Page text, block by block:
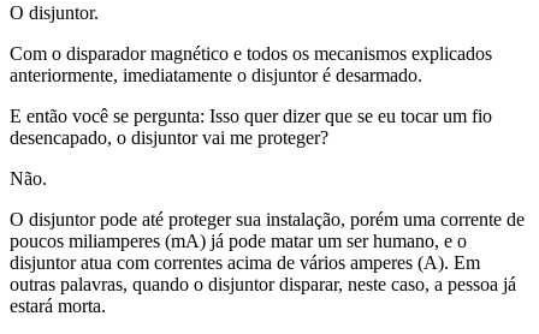
O disjuntor.
Com o disparador magnético e todos os mecanismos explicados
anteriormente, imediatamente o disjuntor é desarmado.
E então você se pergunta: Isso quer dizer que se eu tocar um fio
desencapado, o disjuntor vai me proteger?
Não.
O disjuntor pode até proteger sua instalação, porém uma corrente de
poucos miliamperes (mA) já pode matar um ser humano, e o
disjuntor atua com correntes acima de vários amperes (A). Em
outras palavras, quando o disjuntor disparar, neste caso, a pessoa já
estará morta.